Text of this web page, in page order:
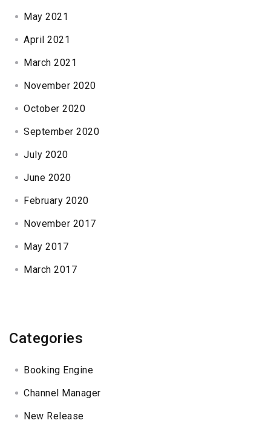
May 2021
April 2021
March 2021
November 2020
October 2020
September 2020
July 2020
June 2020
February 2020
November 2017
May 2017
March 2017
Categories
Booking Engine
Channel Manager
New Release